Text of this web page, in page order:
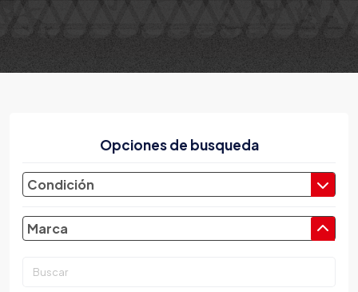
Opciones de busqueda
Condición
Marca